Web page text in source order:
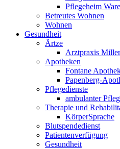
Pflegeheim
Betreutes Wohnen
Wohnen
Gesundheit
Ärtze
Arztpraxis
Apotheken
Fontane
Papenberg-
Pflegedienste
ambulanter
Therapie und
KörperSprache
Blutspendedienst
Patientenverfügung
Gesundheit